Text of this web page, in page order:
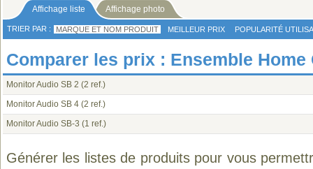
Affichage liste Affichage photo
TRIER PAR : MARQUE ET NOM PRODUIT MEILLEUR PRIX POPULARITÉ
Comparer les prix : Ensemble
Monitor Audio SB 2 (2 ref.)
Monitor Audio SB 4 (2 ref.)
Monitor Audio SB-3 (1 ref.)
Générer les listes de produits pour vous